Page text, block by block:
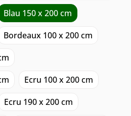
Blau 150 x 200 cm
Bordeaux 100 x 200 cm
Ecru 100 x 200 cm
Ecru 190 x 200 cm